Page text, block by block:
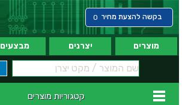
בקשה להצעת מחיר 0
מוצרים יצרנים מבצעים
קטגוריות מוצרים